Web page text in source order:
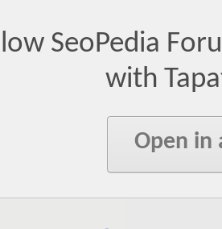
SeoPedia
with
Open in